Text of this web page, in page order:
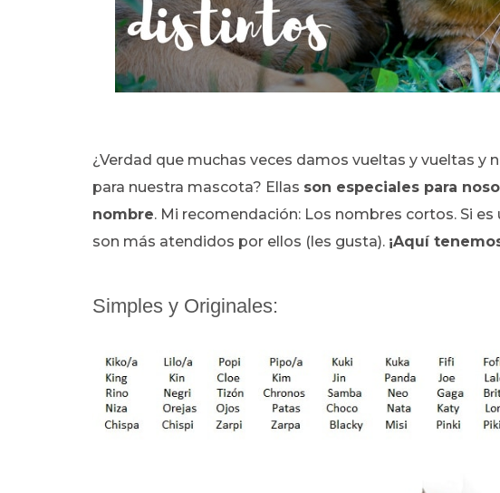
¿Verdad que muchas veces damos vueltas y vueltas y
para nuestra mascota? Ellas son especiales para
nombre. Mi recomendación: Los nombres cortos. Si
son más atendidos por ellos (les gusta). ¡Aquí
Simples y Originales: